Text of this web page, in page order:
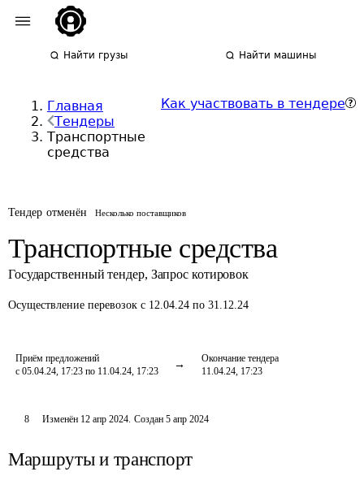
Найти грузы Найти машины
Главная
Тендеры
Транспортные
средства
Как участвовать в тендере
Тендер отменён Несколько поставщиков
Транспортные средства
Государственный тендер, Запрос котировок
Осуществление перевозок с 12.04.24 по 31.12.24
Приём предложений
с 05.04.24, 17:23 по 11.04.24, 17:23
Окончание тендера
11.04.24, 17:23
8 Изменён 12 апр 2024. Создан 5 апр 2024
Маршруты и транспорт